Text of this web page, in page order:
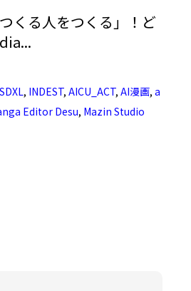
くる人をつくる」！ど
SDXL, INDEST, AICU_ACT, AI漫画, a
Editor Desu, Mazin Studio